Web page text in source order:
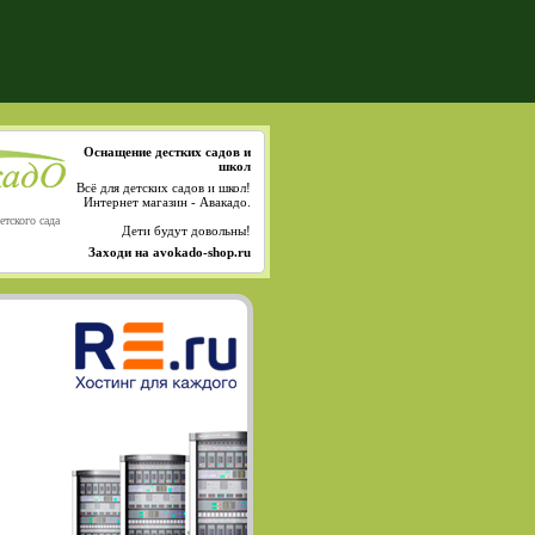
сада
Оснащение дестких садов и
школ
Всё для детских садов и школ!
Интернет магазин - Авакадо.
Дети будут довольны!
Заходи на avokado-shop.ru